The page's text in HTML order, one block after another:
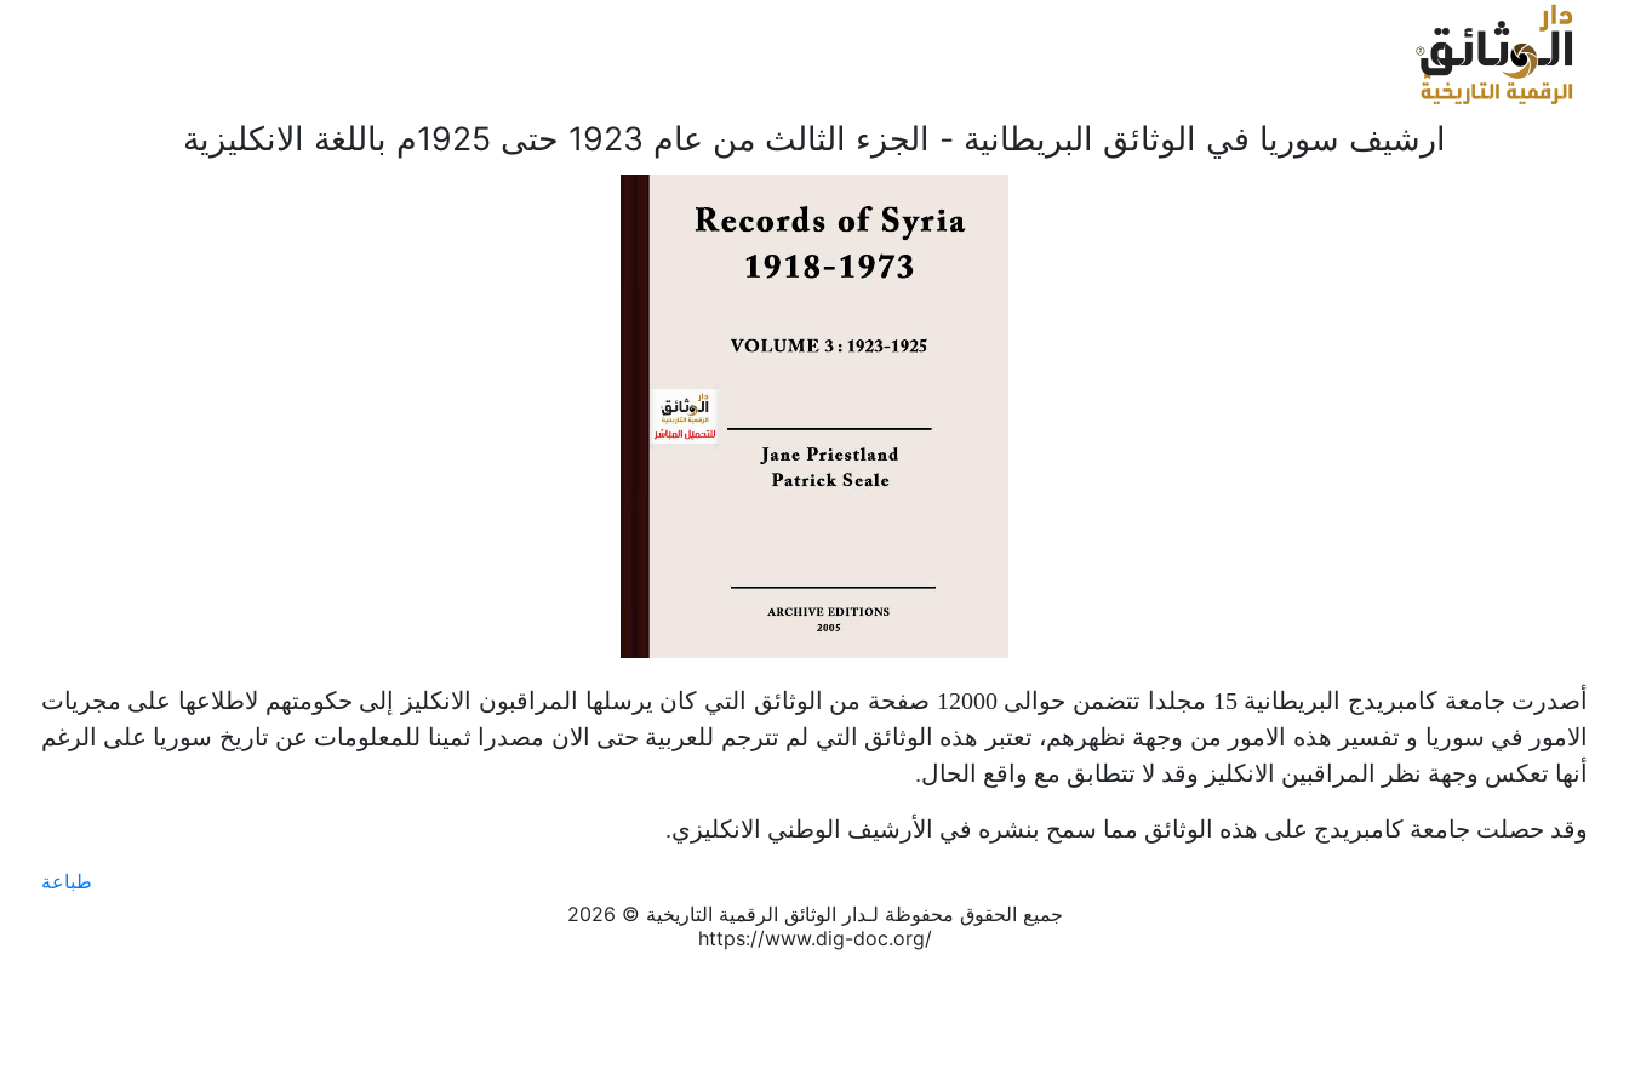
ارشيف سوريا في الوثائق البريطانية - الجزء الثالث من عام 1923 حتى 1925م باللغة الانكليزية
أصدرت جامعة كامبريدج البريطانية 15 مجلدا تتضمن حوالى 12000 صفحة من الوثائق التي كان يرسلها المراقبون الانكليز إلى حكومتهم لاطلاعها على مجريات
الامور في سوريا و تفسير هذه الامور من وجهة نظهرهم، تعتبر هذه الوثائق التي لم تترجم للعربية حتى الان مصدرا ثمينا للمعلومات عن تاريخ سوريا على الرغم
أنها تعكس وجهة نظر المراقبين الانكليز وقد لا تتطابق مع واقع الحال.
وقد حصلت جامعة كامبريدج على هذه الوثائق مما سمح بنشره في الأرشيف الوطني الانكليزي.
طباعة
جميع الحقوق محفوظة لـدار الوثائق الرقمية التاريخية © 2026
https://www.dig-doc.org/